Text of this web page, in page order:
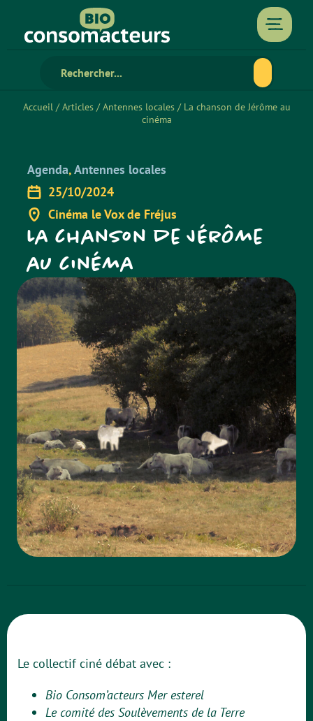
Accueil/Articles/Antennes locales/ La chanson de Jérôme au
cinéma
Agenda,Antennes locales
25/10/2024
Cinéma le Vox de Fréjus
La chanson de Jérôme
au cinéma
Le collectif ciné débat avec :
Bio Consom’acteurs Mer esterel
Le comité des Soulèvements de la Terre